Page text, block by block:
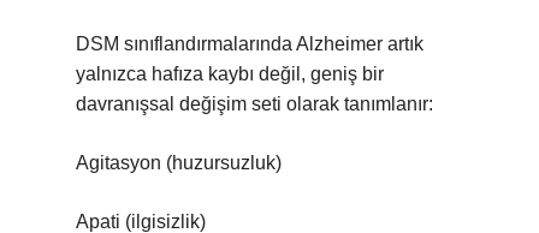
DSM sınıflandırmalarında Alzheimer artık
yalnızca hafıza kaybı değil, geniş bir
davranışsal değişim seti olarak tanımlanır:
Agitasyon (huzursuzluk)
Apati (ilgisizlik)